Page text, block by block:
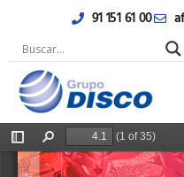
contenido
91 151 61 00